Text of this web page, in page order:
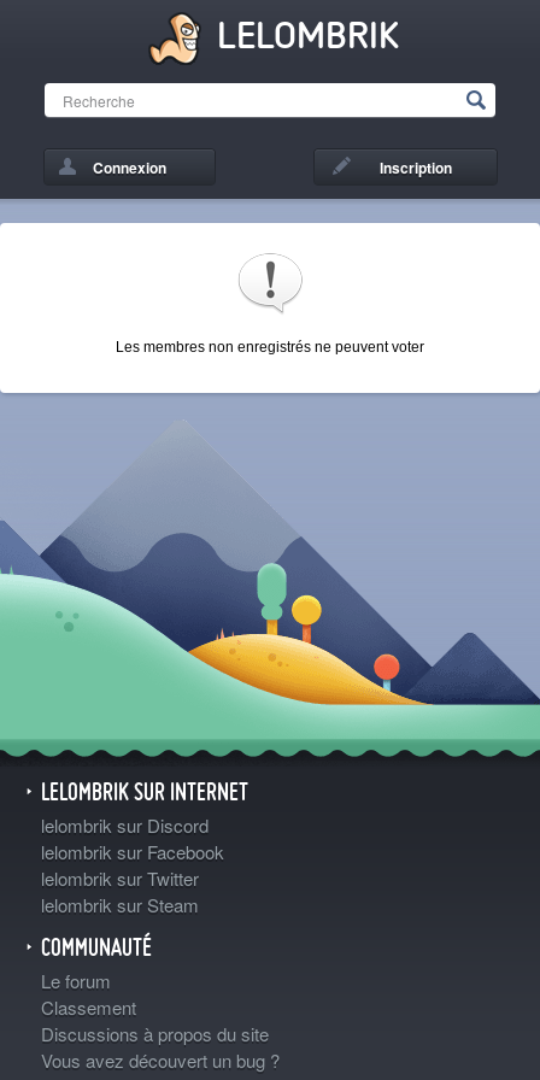
LELOMBRIK
Connexion Inscription
Les membres non enregistrés ne peuvent voter
LELOMBRIK SUR INTERNET
lelombrik sur Discord
lelombrik sur Facebook
lelombrik sur Twitter
lelombrik sur Steam
COMMUNAUTÉ
Le forum
Classement
Discussions à propos du site
Vous avez découvert un bug ?